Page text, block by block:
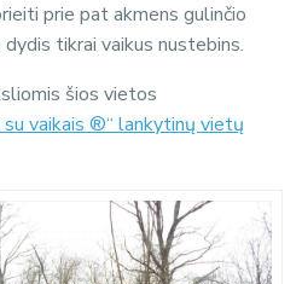
prie pat akmens gulinčio
tikrai vaikus nustebins.
šios vietos
su vaikais ®“ lankytinų vietų